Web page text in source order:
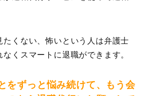
たくない、怖いという人は弁護士
くスマートに退職ができます。
をずっと悩み続けて、もう会